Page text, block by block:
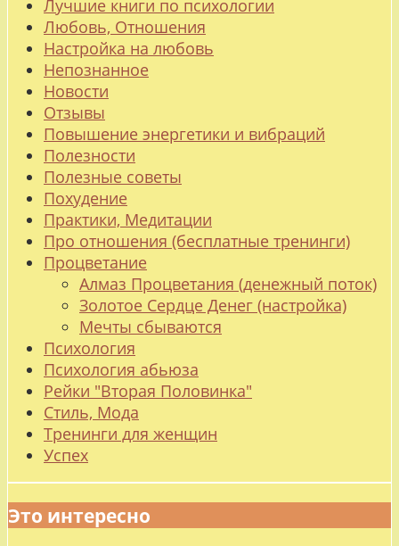
Лучшие книги по психологии
Любовь, Отношения
Настройка на любовь
Непознанное
Новости
Отзывы
Повышение энергетики и вибраций
Полезности
Полезные советы
Похудение
Практики, Медитации
Про отношения (бесплатные тренинги)
Процветание
Алмаз Процветания (денежный поток)
Золотое Сердце Денег (настройка)
Мечты сбываются
Психология
Психология абьюза
Рейки "Вторая Половинка"
Стиль, Мода
Тренинги для женщин
Успех
Это интересно